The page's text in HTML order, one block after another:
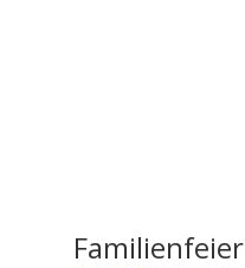
Familienfeier